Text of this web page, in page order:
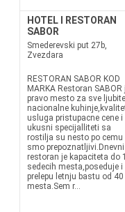
HOTEL I RESTORAN
SABOR
Smederevski put 27b,
Zvezdara
RESTORAN SABOR KOD
MARKA Restoran SABOR
pravo mesto za sve
nacionalne
usluga pristupacne cene i
ukusni specijalliteti sa
rostilja su nesto po cemu
smo prepoznatljivi.Dnevni
restoran je kapaciteta do
sedecih mesta,poseduje i
prelepu letnju bastu od 40
mesta.Sem r...